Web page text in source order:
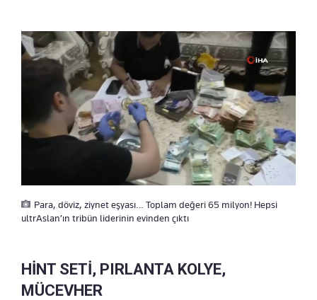
Para, döviz, ziynet eşyası… Toplam değeri 65 milyon! Hepsi
ultrAslan’ın tribün liderinin evinden çıktı
HİNT SETİ, PIRLANTA KOLYE,
MÜCEVHER